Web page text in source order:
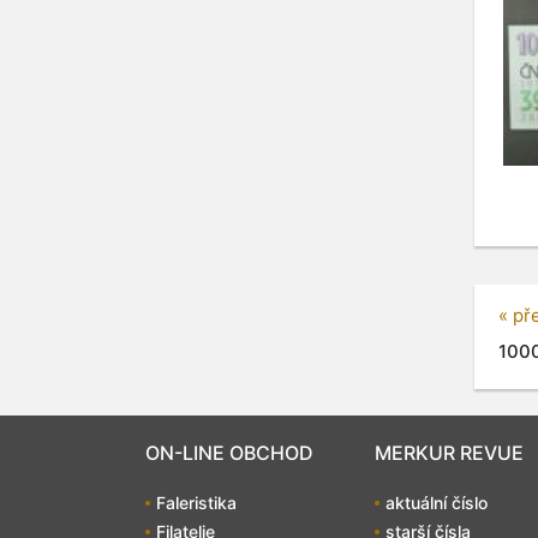
«
ON-LINE OBCHOD
Faleristika
Filatelie
MERKUR REVUE
aktuální číslo
starší čísla